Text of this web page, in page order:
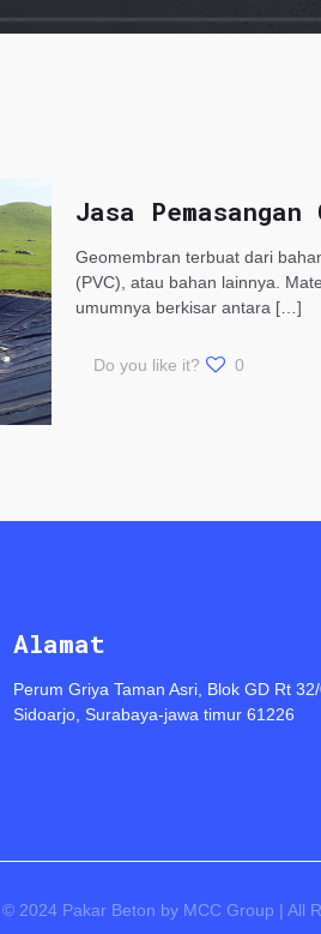
Jasa Pemasangan
Geomembran terbuat dari
(PVC), atau bahan lainnya.
umumnya berkisar antara […]
Do you like it? 0
Alamat
Perum Griya Taman Asri, Blok GD Rt
Sidoarjo, Surabaya-jawa timur 61226
© 2024 Pakar Beton by MCC Group | All